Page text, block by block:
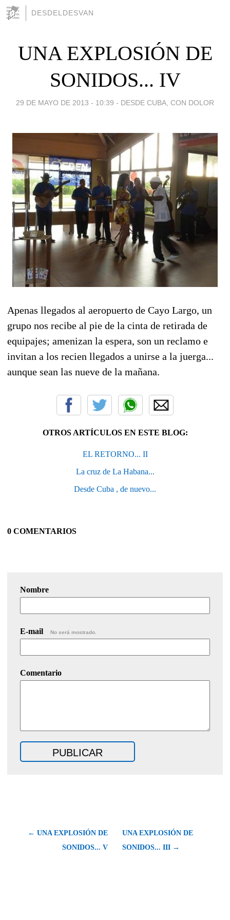
DESDELDESVAN
UNA EXPLOSIÓN DE
SONIDOS... IV
29 DE MAYO DE 2013 - 10:39 - DESDE CUBA, CON DOLOR
Apenas llegados al aeropuerto de Cayo Largo, un
grupo nos recibe al pie de la cinta de retirada de
equipajes; amenizan la espera, son un reclamo e
invitan a los recien llegados a unirse a la juerga...
aunque sean las nueve de la mañana.
OTROS ARTÍCULOS EN ESTE BLOG:
EL RETORNO... II
La cruz de La Habana...
Desde Cuba , de nuevo...
0 COMENTARIOS
Nombre
E-mail No será mostrado.
Comentario
← UNA EXPLOSIÓN DE
SONIDOS... V
UNA EXPLOSIÓN DE
SONIDOS... III →